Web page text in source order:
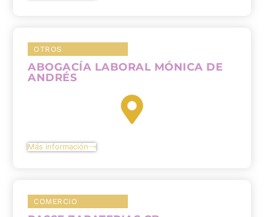
OTROS
ABOGACÍA LABORAL MÓNICA DE
ANDRÉS
Más información
COMERCIO